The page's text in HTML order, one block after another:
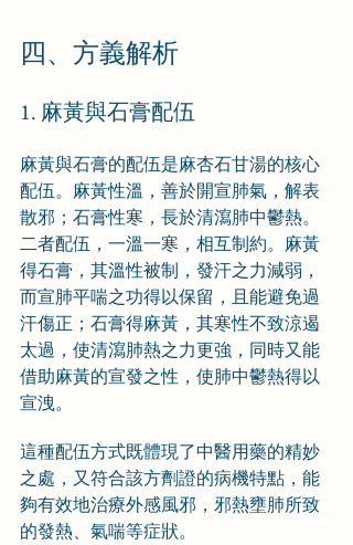
四、方義解析
1. 麻黃與石膏配伍
麻黃與石膏的配伍是麻杏石甘湯的核心
配伍。麻黃性溫，善於開宣肺氣，解表
散邪；石膏性寒，長於清瀉肺中鬱熱。
二者配伍，一溫一寒，相互制約。麻黃
得石膏，其溫性被制，發汗之力減弱，
而宣肺平喘之功得以保留，且能避免過
汗傷正；石膏得麻黃，其寒性不致涼遏
太過，使清瀉肺熱之力更強，同時又能
借助麻黃的宣發之性，使肺中鬱熱得以
宣洩。
這種配伍方式既體現了中醫用藥的精妙
之處，又符合該方劑證的病機特點，能
夠有效地治療外感風邪，邪熱壅肺所致
的發熱、氣喘等症狀。